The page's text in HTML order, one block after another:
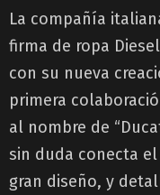
La compañía
firma de ropa
con su nueva
primera
al nombre de
sin duda conecta
gran diseño, y